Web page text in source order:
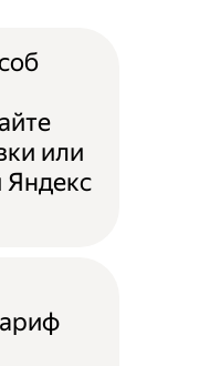
или